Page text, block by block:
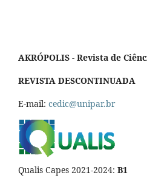
AKRÓPOLIS - Revista de
REVISTA DESCONTINUADA
E-mail: cedic@unipar.br
Qualis Capes 2021-2024: B1